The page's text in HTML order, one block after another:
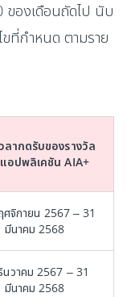
ของเดือนถัดไป นับ
ที่กำหนด ตามราย
วลากดรับของรางวัล
อปพลิเคชัน AIA+
จิกายน 2567 – 31
มีนาคม 2568
วาคม 2567 – 31
มีนาคม 2568